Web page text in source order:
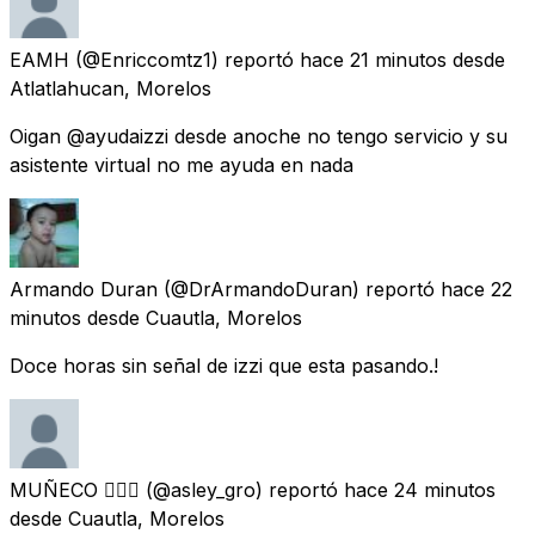
EAMH (@Enriccomtz1) reportó hace 21 minutos desde
Atlatlahucan, Morelos
Oigan @ayudaizzi desde anoche no tengo servicio y su
asistente virtual no me ayuda en nada
Armando Duran (@DrArmandoDuran) reportó hace 22
minutos desde Cuautla, Morelos
Doce horas sin señal de izzi que esta pasando.!
MUÑECO 💆🏻‍♂️ (@asley_gro) reportó hace 24 minutos
desde Cuautla, Morelos